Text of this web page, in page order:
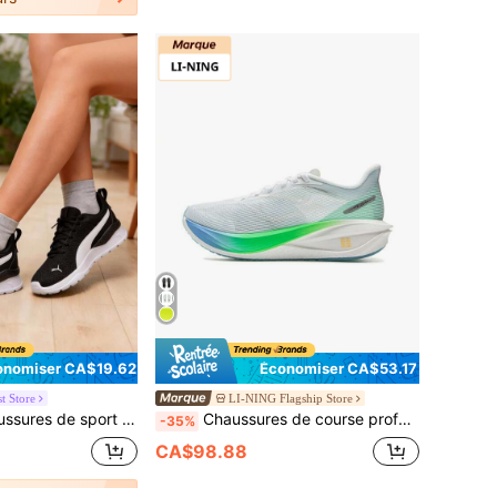
CA$19.62
Store
amortissantes pour hommes et femmes, fitness et course quotidienne, style 371128-02
Économiser CA$53.17
LI-NING Flagship Store
-35% Chaussures de course professionnelles pour femmes Li Ning Challenger ARMV002, magasin officiel authentique
CA$98.88